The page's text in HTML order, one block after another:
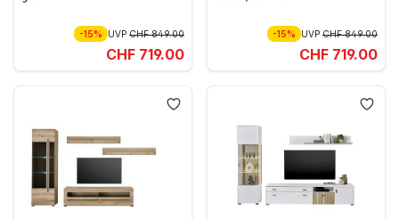
-15% UVP CHF 849.00
CHF 719.00
-15% UVPCHF 849.00
CHF 719.00